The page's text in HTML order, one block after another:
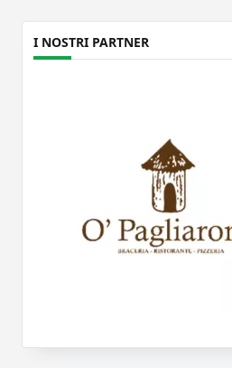
I NOSTRI PARTNER